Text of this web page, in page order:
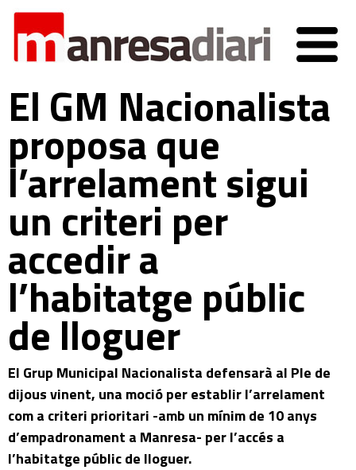
El GM Nacionalista
proposa que
l’arrelament sigui
un criteri per
accedir a
l’habitatge públic
de lloguer
El Grup Municipal Nacionalista defensarà al Ple de
dijous vinent, una moció per establir l’arrelament
com a criteri prioritari -amb un mínim de 10 anys
d’empadronament a Manresa- per l’accés a
l’habitatge públic de lloguer.